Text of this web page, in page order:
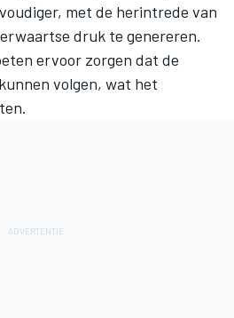
met de herintrede van
druk te genereren.
ervoor zorgen dat de
volgen, wat het